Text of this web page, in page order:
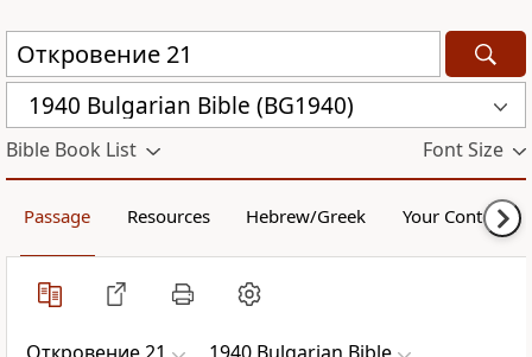
1940 Bulgarian Bible (BG1940)
Bible Book List Font Size
Passage Resources Hebrew/Greek Your Content